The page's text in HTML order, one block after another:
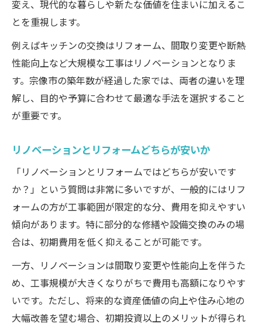
変え、現代的な暮らしや新たな価値を住まいに加えるこ
とを重視します。
例えばキッチンの交換はリフォーム、間取り変更や断熱
性能向上など大規模な工事はリノベーションとなりま
す。宗像市の築年数が経過した家では、両者の違いを理
解し、目的や予算に合わせて最適な手法を選択すること
が重要です。
リノベーションとリフォームどちらが安いか
「リノベーションとリフォームではどちらが安いです
か？」という質問は非常に多いですが、一般的にはリフ
ォームの方が工事範囲が限定的な分、費用を抑えやすい
傾向があります。特に部分的な修繕や設備交換のみの場
合は、初期費用を低く抑えることが可能です。
一方、リノベーションは間取り変更や性能向上を伴うた
め、工事規模が大きくなりがちで費用も高額になりやす
いです。ただし、将来的な資産価値の向上や住み心地の
大幅改善を望む場合、初期投資以上のメリットが得られ